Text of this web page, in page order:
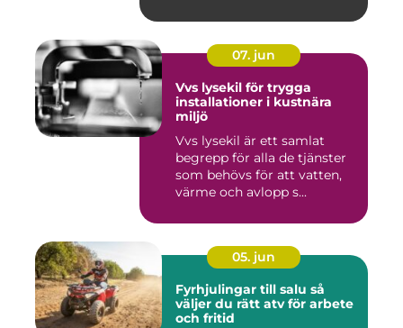
07. jun
Vvs lysekil för trygga
installationer i kustnära
miljö
Vvs lysekil är ett samlat
begrepp för alla de tjänster
som behövs för att vatten,
värme och avlopp s...
05. jun
Fyrhjulingar till salu så
väljer du rätt atv för arbete
och fritid